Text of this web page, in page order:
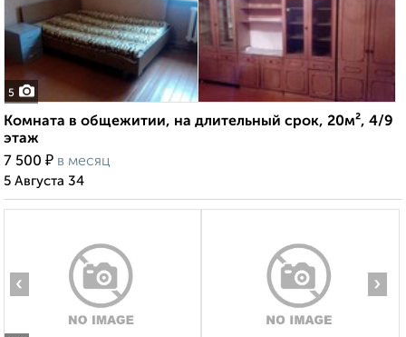
5
Комната в общежитии, на длительный срок, 20м², 4/9
этаж
7 500 ₽ в месяц
5 Августа 34
‹ ›